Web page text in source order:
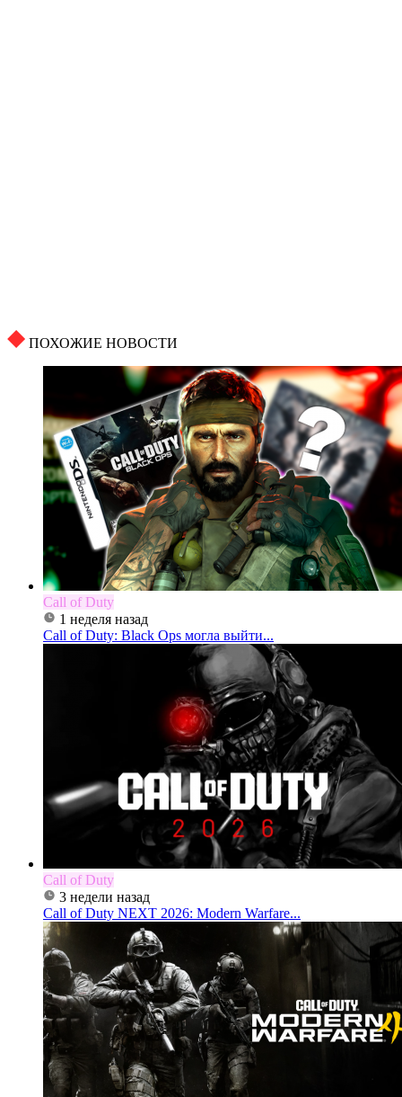
ПОХОЖИЕ НОВОСТИ
Call of Duty
1 неделя назад
Call of Duty: Black Ops могла выйти...
Call of Duty
3 недели назад
Call of Duty NEXT 2026: Modern Warfare...